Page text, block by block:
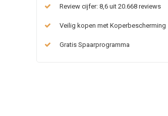
Review cijfer: 8,6 uit 20.668 reviews
Veilig kopen met Koperbescherming
Gratis Spaarprogramma